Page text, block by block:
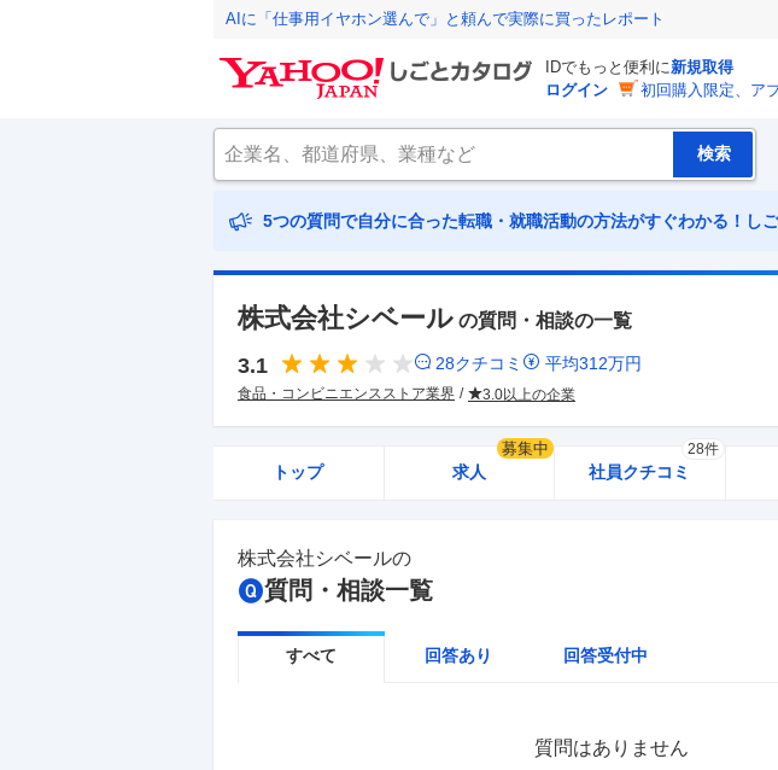
AIに「仕事用イヤホン選んで」と頼んで実際に買ったレポート
IDでもっと便利に新規取得
ログイン
初回購入限定、ア
5つの質問で自分に合った転職・就職活動の方法がすぐわかる！し
株式会社シベール の質問・相談の一覧
3.1 28クチコミ 平均312万円
食品・コンビニエンスストア業界 3.0以上の企業
トップ 求人
募集中
社員クチコミ
28件
株式会社シベールの
質問・相談一覧
すべて 回答あり 回答受付中
質問はありません